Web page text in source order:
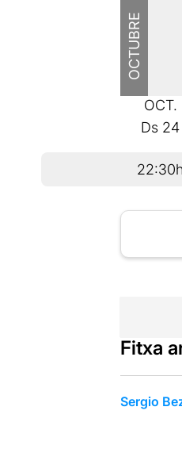
OCTUBRE
OCT.
Ds 24
22:30h
Fitxa
Sergio